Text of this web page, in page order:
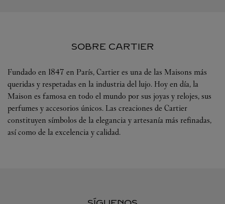
SOBRE CARTIER
Fundado en 1847 en París, Cartier es una de las Maisons más
queridas y respetadas en la industria del lujo. Hoy en día, la
Maison es famosa en todo el mundo por sus joyas y relojes, sus
perfumes y accesorios únicos. Las creaciones de Cartier
constituyen símbolos de la elegancia y artesanía más refinadas,
así como de la excelencia y calidad.